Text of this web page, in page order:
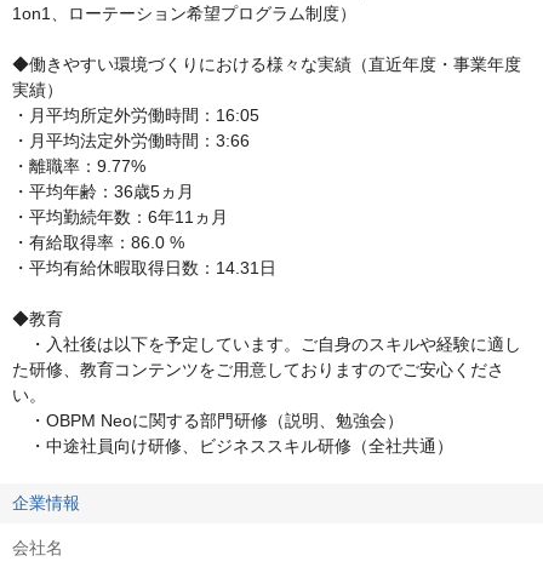
1on1、ローテーション希望プログラム制度）
◆働きやすい環境づくりにおける様々な実績（直近年度・事業年度
実績）
・月平均所定外労働時間：16:05
・月平均法定外労働時間：3:66
・離職率：9.77%
・平均年齢：36歳5ヵ月
・平均勤続年数：6年11ヵ月
・有給取得率：86.0 %
・平均有給休暇取得日数：14.31日
◆教育
・入社後は以下を予定しています。ご自身のスキルや経験に適し
た研修、教育コンテンツをご用意しておりますのでご安心くださ
い。
・OBPM Neoに関する部門研修（説明、勉強会）
・中途社員向け研修、ビジネススキル研修（全社共通）
企業情報
会社名